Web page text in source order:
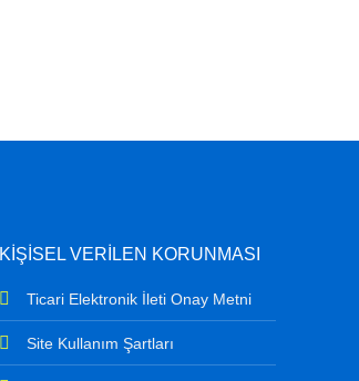
KİŞİSEL VERİLEN KORUNMASI
Ticari Elektronik İleti Onay Metni
Site Kullanım Şartları